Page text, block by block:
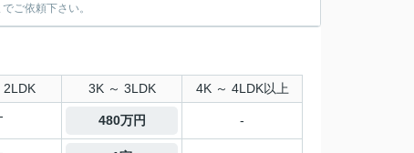
ご依頼下さい。
2LDK 3K ～ 3LDK 4K ～ 4LDK以上
- 480万円 -